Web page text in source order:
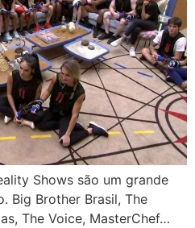
Shows são um grande
Big Brother Brasil, The
The Voice, MasterChef…